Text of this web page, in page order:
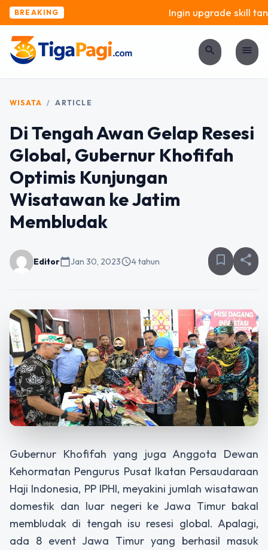
BREAKING Ingin upgrade skill
search menu
WISATA / ARTICLE
Di Tengah Awan Gelap Resesi
Global, Gubernur Khofifah
Optimis Kunjungan
Wisatawan ke Jatim
Membludak
Editorcalendar_todayJan 30, 2023schedule4 tahun bookmark_border share
Gubernur Khofifah yang juga Anggota Dewan
Kehormatan Pengurus Pusat Ikatan Persaudaraan
Haji Indonesia, PP IPHI, meyakini jumlah wisatawan
domestik dan luar negeri ke Jawa Timur bakal
membludak di tengah isu resesi global. Apalagi,
ada 8 event Jawa Timur yang berhasil masuk